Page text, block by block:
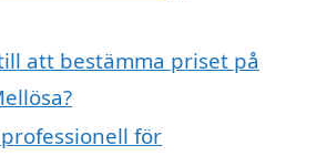
att bestämma priset på
för